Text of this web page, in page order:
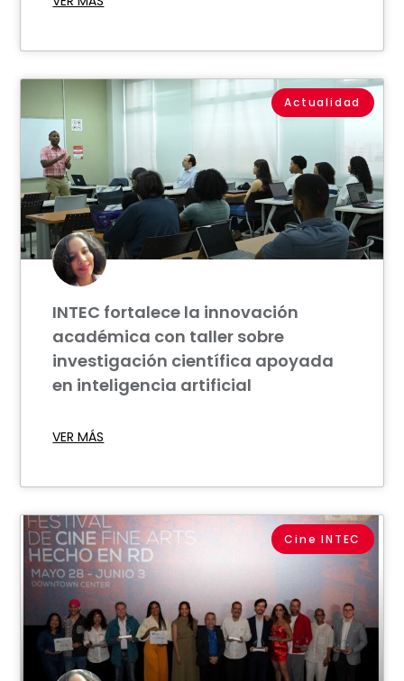
Actualidad
INTEC fortalece la innovación
académica con taller sobre
investigación científica apoyada
en inteligencia artificial
VER MÁS
Cine INTEC